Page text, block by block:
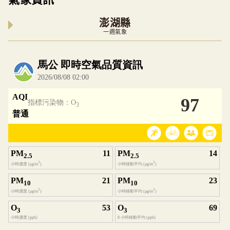
澎湖縣
一週氣象
內嵌空氣品質小工具為視覺預覽，完整即時空